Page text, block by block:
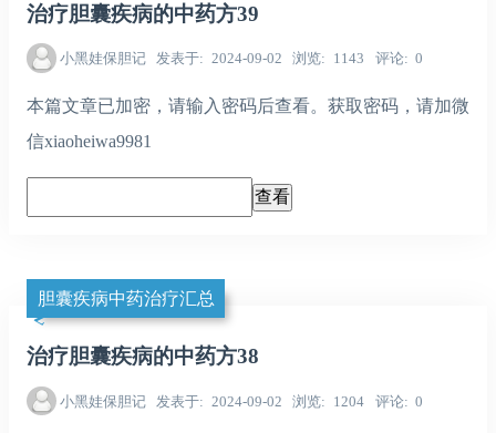
治疗胆囊疾病的中药方39
小黑娃保胆记 发表于 2024-09-02 浏览 1143 评论 0
本篇文章已加密，请输入密码后查看。获取密码，请加微
信xiaoheiwa9981
胆囊疾病中药治疗汇总
治疗胆囊疾病的中药方38
小黑娃保胆记 发表于 2024-09-02 浏览 1204 评论 0